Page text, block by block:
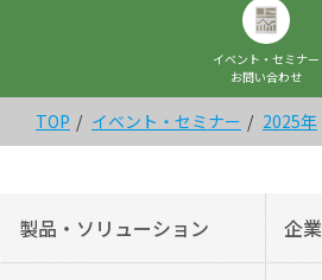
イベント・セミナー
お問い合わせ
TOP イベント・セミナー 2025年
製品・ソリューション 企